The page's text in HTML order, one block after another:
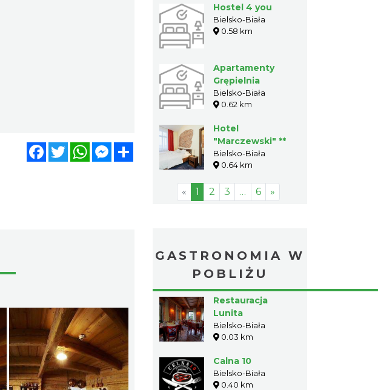
FacebookTwitterWhatsAppMessenger
Share
Hostel 4 you
Bielsko-Biała
0.58 km
Apartamenty
Grępielnia
Bielsko-Biała
0.62 km
Hotel
"Marczewski" **
Bielsko-Biała
0.64 km
« 1 2 3 … 6 »
GASTRONOMIA W
POBLIŻU
Restauracja
Lunita
Bielsko-Biała
0.03 km
Calna 10
Bielsko-Biała
0.40 km